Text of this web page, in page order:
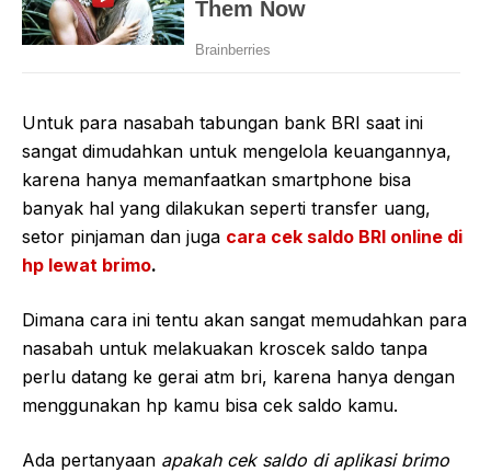
Untuk para nasabah tabungan bank BRI saat ini
sangat dimudahkan untuk mengelola keuangannya,
karena hanya memanfaatkan smartphone bisa
banyak hal yang dilakukan seperti transfer uang,
setor pinjaman dan juga cara cek saldo BRI online di
hp lewat brimo.
Dimana cara ini tentu akan sangat memudahkan para
nasabah untuk melakuakan kroscek saldo tanpa
perlu datang ke gerai atm bri, karena hanya dengan
menggunakan hp kamu bisa cek saldo kamu.
Ada pertanyaan apakah cek saldo di aplikasi brimo